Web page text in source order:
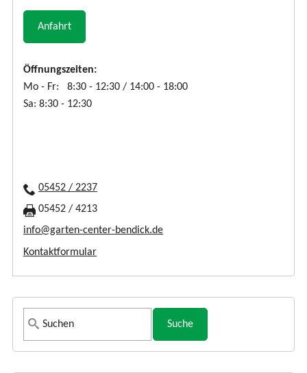
Anfahrt
Öffnungszeiten:
Mo - Fr: 8:30 - 12:30 / 14:00 - 18:00
Sa: 8:30 - 12:30
05452 / 2237
05452 / 4213
info@garten-center-bendick.de
Kontaktformular
S
u